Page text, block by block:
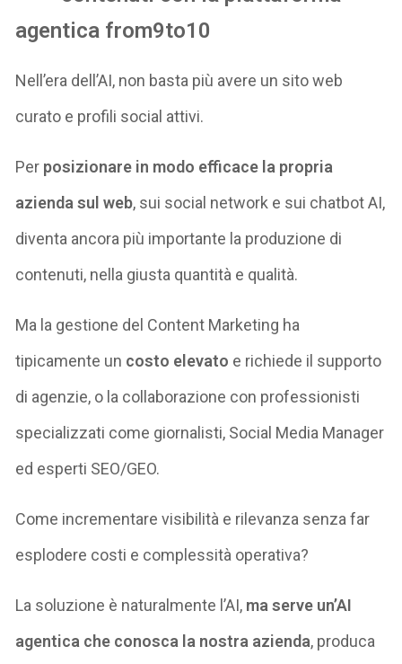
agentica from9to10
Nell’era dell’AI, non basta più avere un sito web
curato e profili social attivi.
Per posizionare in modo efficace la propria
azienda sul web, sui social network e sui chatbot AI,
diventa ancora più importante la produzione di
contenuti, nella giusta quantità e qualità.
Ma la gestione del Content Marketing ha
tipicamente un costo elevato e richiede il supporto
di agenzie, o la collaborazione con professionisti
specializzati come giornalisti, Social Media Manager
ed esperti SEO/GEO.
Come incrementare visibilità e rilevanza senza far
esplodere costi e complessità operativa?
La soluzione è naturalmente l’AI, ma serve un’AI
agentica che conosca la nostra azienda, produca